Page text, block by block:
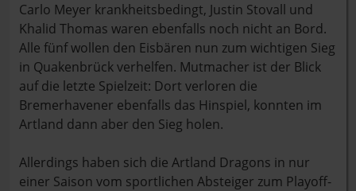
Carlo Meyer krankheitsbedingt, Justin Stovall und
Khalid Thomas waren ebenfalls noch nicht an Bord.
Alle fünf wollen den Eisbären nun zum wichtigen Sieg
in Quakenbrück verhelfen. Mutmacher ist der Blick
auf die letzte Spielzeit: Dort verloren die
Bremerhavener ebenfalls das Hinspiel, konnten im
Artland dann aber den Sieg holen.
Allerdings haben sich die Artland Dragons in nur
einer Saison vom sportlichen Absteiger zum Playoff-